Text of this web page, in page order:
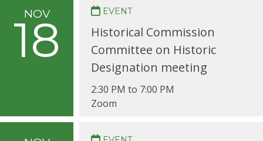
NOV
18
EVENT
Historical Commission
Committee on Historic
Designation meeting
2:30 PM to 7:00 PM
Zoom